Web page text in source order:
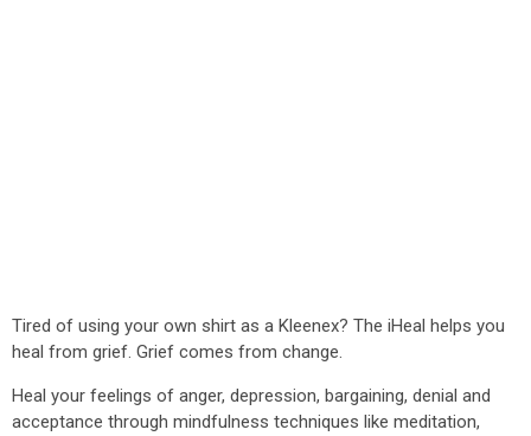
Tired of using your own shirt as a Kleenex? The iHeal helps you
heal from grief. Grief comes from change.
Heal your feelings of anger, depression, bargaining, denial and
acceptance through mindfulness techniques like meditation,